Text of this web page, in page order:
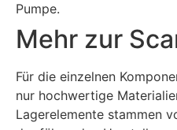
Pumpe.
Mehr zur
Für die einzelnen
nur hochwertige
Lagerelemente stammen